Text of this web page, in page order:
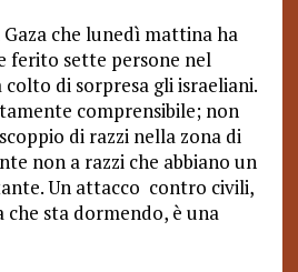
che lunedì mattina ha
ferito sette persone nel
di sorpresa gli israeliani.
comprensibile; non
di razzi nella zona di
non a razzi che abbiano un
Un attacco contro civili,
sta dormendo, è una